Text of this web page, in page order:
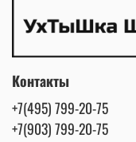
Контакты
+7(495) 799-20-75
+7(903) 799-20-75